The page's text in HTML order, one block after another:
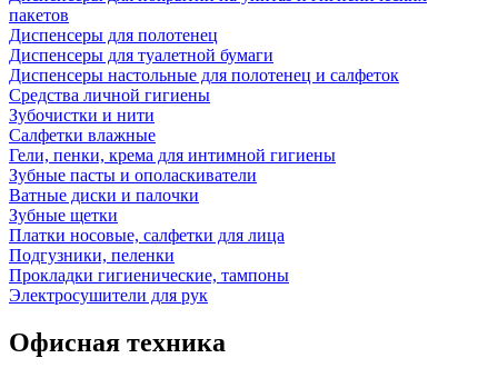
пакетов
Диспенсеры для полотенец
Диспенсеры для туалетной бумаги
Диспенсеры настольные для полотенец и салфеток
Средства личной гигиены
Зубочистки и нити
Салфетки влажные
Гели, пенки, крема для интимной гигиены
Зубные пасты и ополаскиватели
Ватные диски и палочки
Зубные щетки
Платки носовые, салфетки для лица
Подгузники, пеленки
Прокладки гигиенические, тампоны
Электросушители для рук
Офисная техника